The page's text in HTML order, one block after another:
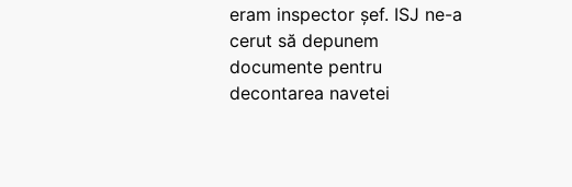
eram inspector șef. ISJ ne-a
cerut să depunem
documente pentru
decontarea navetei